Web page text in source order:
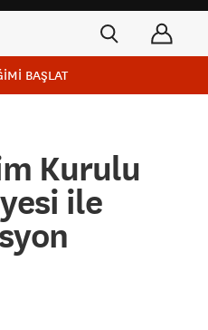
BAŞLAT
Kurulu
ile